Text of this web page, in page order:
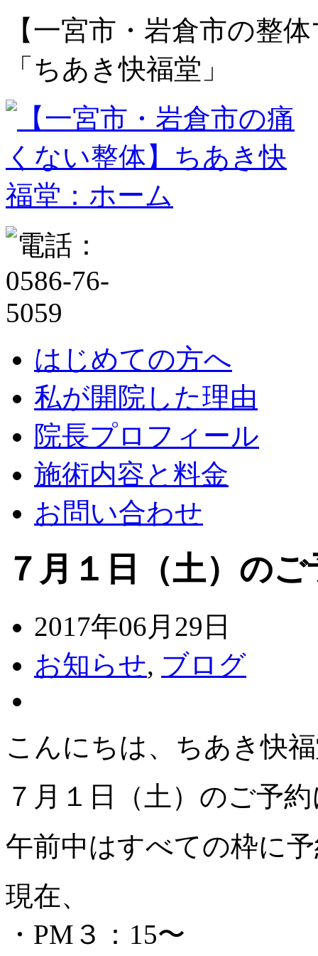
【一宮市・岩倉市の整
「ちあき快福堂」
はじめての方へ
私が開院した理由
院長プロフィール
施術内容と料金
お問い合わせ
７月１日（土）の
2017年06月29日
お知らせ, ブログ
こんにちは、ちあき快
７月１日（土）のご予
午前中はすべての枠に
現在、
・PM３：15〜